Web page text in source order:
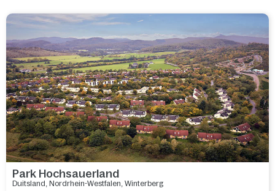
Park Hochsauerland
Duitsland, Nordrhein-Westfalen, Winterberg